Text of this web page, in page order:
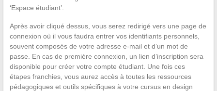
‘Espace étudiant’.
Après avoir cliqué dessus, vous serez redirigé vers une page de
connexion où il vous faudra entrer vos identifiants personnels,
souvent composés de votre adresse e-mail et d’un mot de
passe. En cas de première connexion, un lien d’inscription sera
disponible pour créer votre compte étudiant. Une fois ces
étapes franchies, vous aurez accès à toutes les ressources
pédagogiques et outils spécifiques à votre cursus en design